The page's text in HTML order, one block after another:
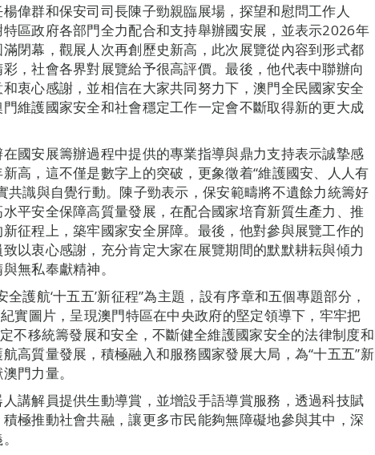
偉群和保安司司長陳子勁親臨展場，探望和慰問工作人
區政府各部門全力配合和支持舉辦國安展，並表示2026年
閉幕，觀展人次再創歷史新高，此次展覽從內容到形式都
，社會各界對展覽給予很高評價。最後，他代表中聯辦向
衷心感謝，並相信在大家共同努力下，澳門全民國家安全
維護國家安全和社會穩定工作一定會不斷取得新的更大成
國安展籌辦過程中提供的專業指導與鼎力支持表示誠摯感
高，這不僅是數字上的突破，更象徵着“維護國安、人人有
共識與自覺行動。陳子勁表示，保安範疇將不遺餘力統籌好
平安全保障高質量發展，在配合國家培育新質生產力、推
征程上，築牢國家安全屏障。最後，他對參與展覽工作的
以衷心感謝，充分肯定大家在展覽期間的默默耕耘與傾力
無私奉獻精神。
護航‘十五五’新征程”為主題，設有序章和五個專題部分，
實圖片，呈現澳門特區在中央政府的堅定領導下，牢牢把
不移統籌發展和安全，不斷健全維護國家安全的法律制度和
高質量發展，積極融入和服務國家發展大局，為“十五五”新
門力量。
講解員提供生動導賞，並增設手語導賞服務，透過科技賦
極推動社會共融，讓更多市民能夠無障礙地參與其中，深